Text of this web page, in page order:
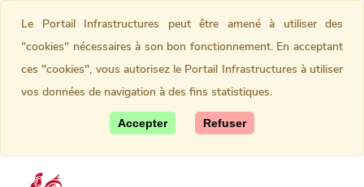
Le Portail Infrastructures peut être amené à utiliser des
"cookies" nécessaires à son bon fonctionnement. En acceptant
ces "cookies", vous autorisez le Portail Infrastructures à utiliser
vos données de navigation à des fins statistiques.
Accepter Refuser